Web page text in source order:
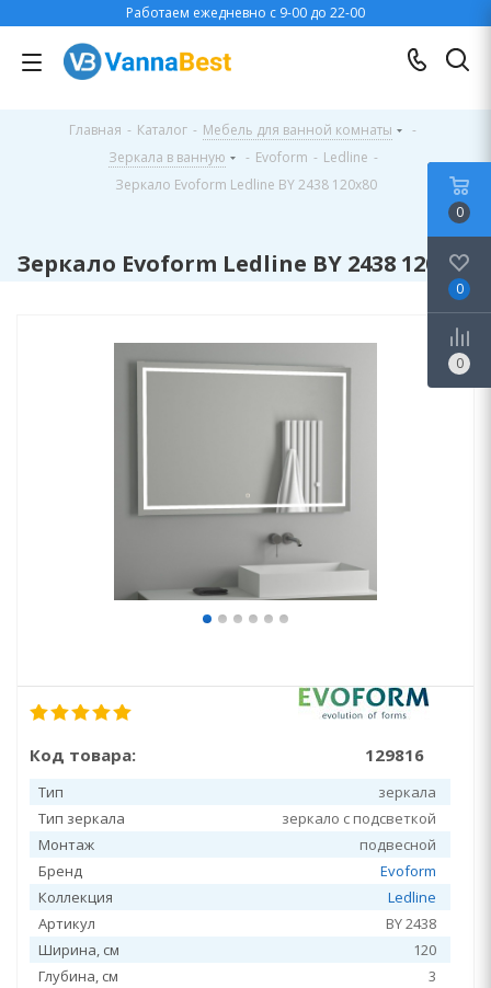
Работаем ежедневно с 9-00 до 22-00
Главная - Каталог - Мебель для ванной комнаты
-
Зеркала в ванную
- Evoform - Ledline -
Зеркало Evoform Ledline BY 2438 120х80
Зеркало Evoform Ledline BY 2438 120х80
Код товара: 129816
Тип
зеркала
Тип зеркала
зеркало с подсветкой
Монтаж
подвесной
Бренд
Evoform
Коллекция
Ledline
Артикул
BY 2438
Ширина, см
120
Глубина, см
3
0
0
0